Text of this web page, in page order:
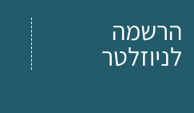
הרשמה
לניוזלטר